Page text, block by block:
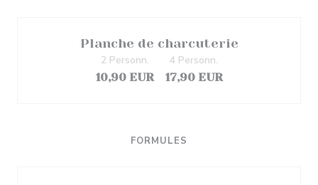
Planche de charcuterie
10,90 EUR
2 Personn.
17,90 EUR
4 Personn.
FORMULES